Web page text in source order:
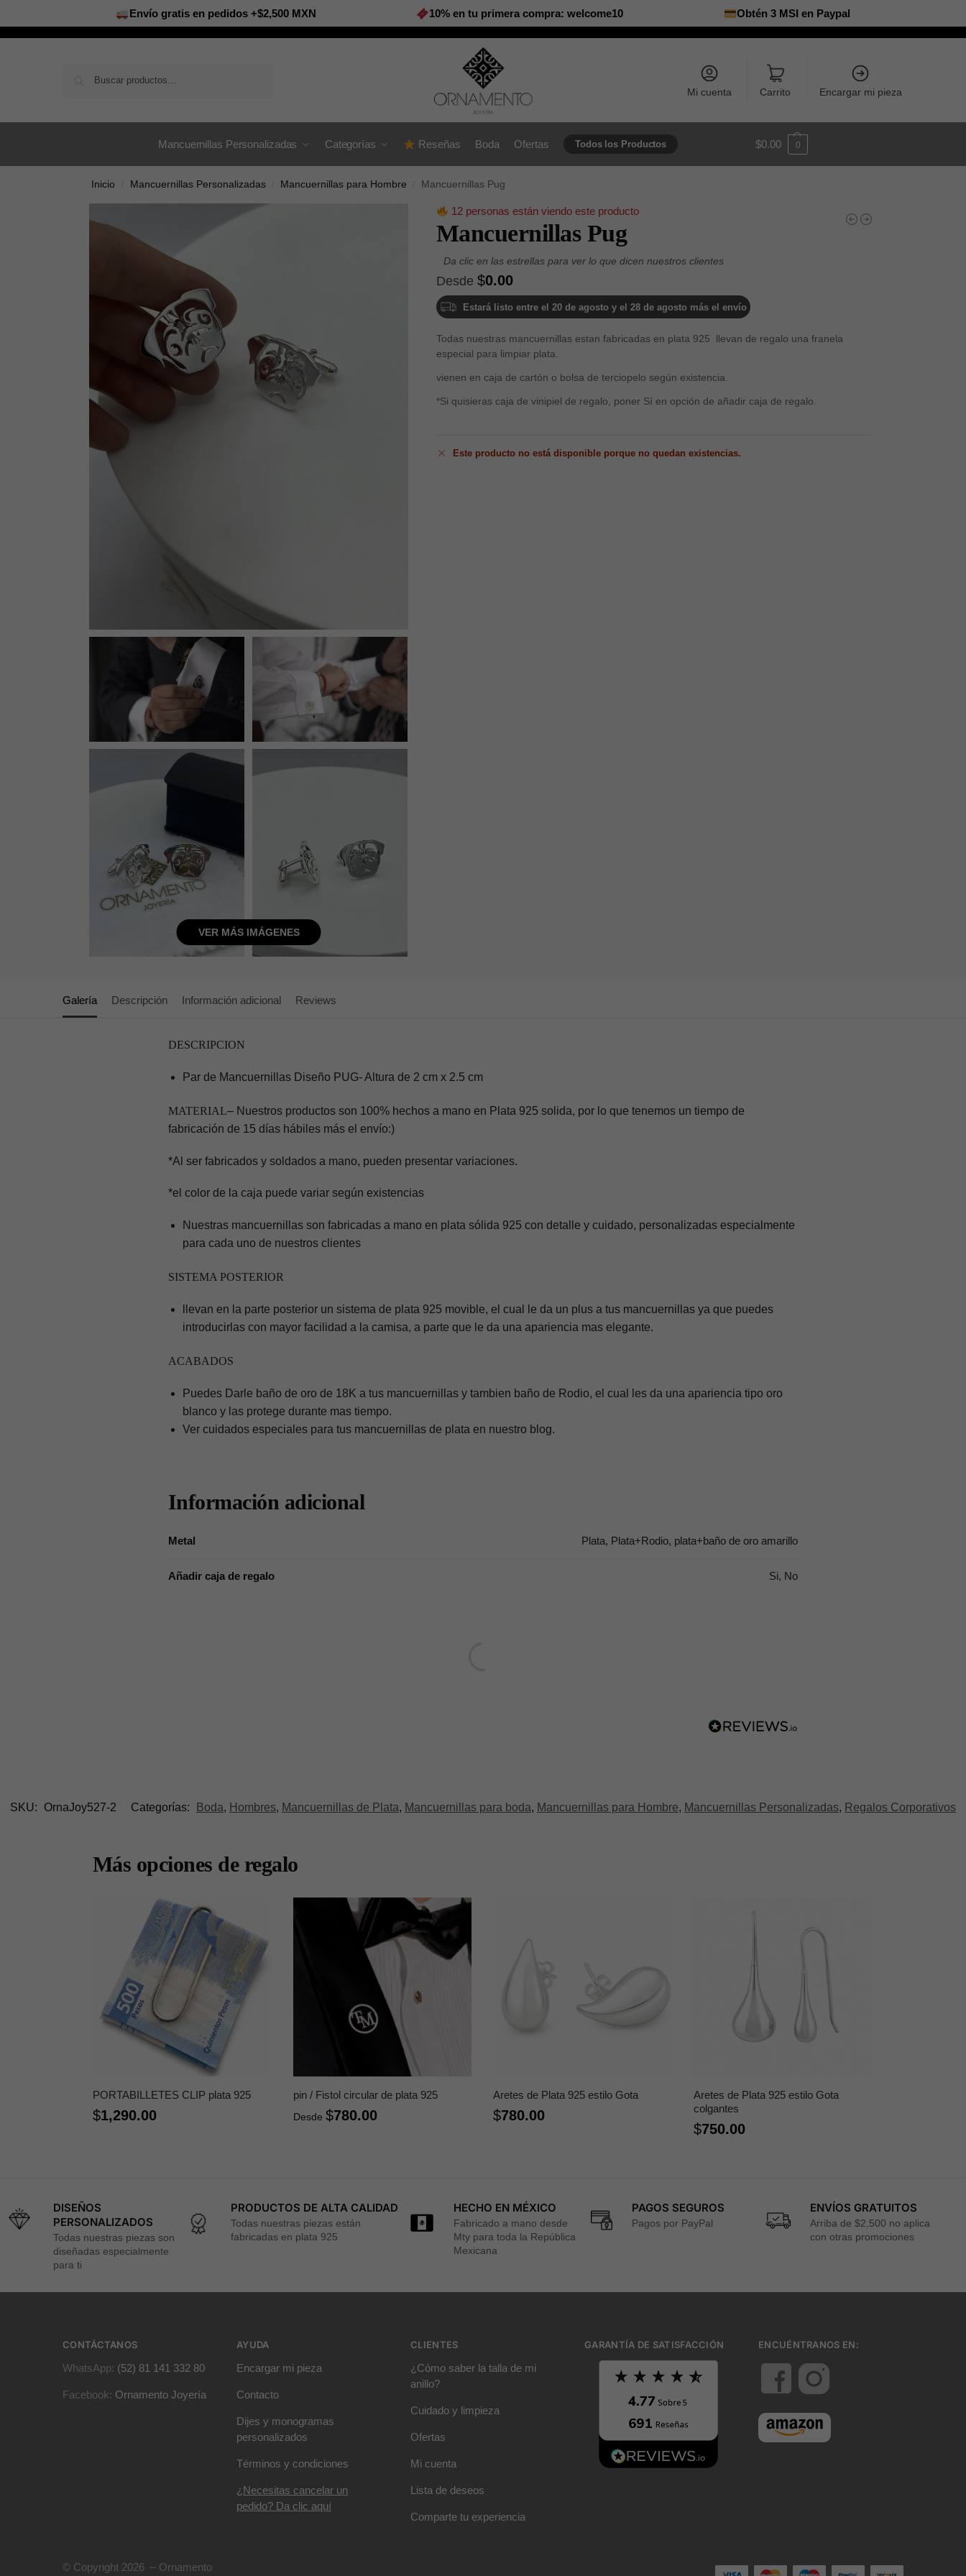
Envío gratis en pedidos +$2,500 MXN 10% en tu primera compra: welcome10 Obtén 3 MSI en Paypal
Mi cuenta Carrito Encargar mi pieza
Mancuernillas Personalizadas Categorías Reseñas Boda Ofertas Todos los Productos $0.00 0
Inicio Mancuernillas Personalizadas Mancuernillas para Hombre Mancuernillas Pug
VER MÁS IMÁGENES
12 personas están viendo este producto
Mancuernillas Pug
Desde $0.00
Estará listo entre el 20 de agosto y el 28 de agosto más el envío
Todas nuestras mancuernillas estan fabricadas en plata 925 llevan de regalo una franela
especial para limpiar plata.
vienen en caja de cartón o bolsa de terciopelo según existencia.
*Si quisieras caja de vinipiel de regalo, poner Sí en opción de añadir caja de regalo.
Este producto no está disponible porque no quedan existencias.
Galería Descripción Información adicional Reviews
DESCRIPCION
Par de Mancuernillas Diseño PUG- Altura de 2 cm x 2.5 cm
MATERIAL– Nuestros productos son 100% hechos a mano en Plata 925 solida, por lo que tenemos un tiempo de
fabricación de 15 días hábiles más el envío:)
*Al ser fabricados y soldados a mano, pueden presentar variaciones.
*el color de la caja puede variar según existencias
Nuestras mancuernillas son fabricadas a mano en plata sólida 925 con detalle y cuidado, personalizadas especialmente
para cada uno de nuestros clientes
SISTEMA POSTERIOR
llevan en la parte posterior un sistema de plata 925 movible, el cual le da un plus a tus mancuernillas ya que puedes
introducirlas con mayor facilidad a la camisa, a parte que le da una apariencia mas elegante.
ACABADOS
Puedes Darle baño de oro de 18K a tus mancuernillas y tambien baño de Rodio, el cual les da una apariencia tipo oro
blanco y las protege durante mas tiempo.
Ver cuidados especiales para tus mancuernillas de plata en nuestro blog.
Información adicional
Metal Plata, Plata+Rodio, plata+baño de oro amarillo
Añadir caja de regalo Si, No
SKU: OrnaJoy527-2 Categorías: Boda, Hombres, Mancuernillas de Plata, Mancuernillas para boda, Mancuernillas para Hombre, Mancuernillas Personalizadas, Regalos Corporativos
Más opciones de regalo
PORTABILLETES CLIP plata 925
$1,290.00
pin / Fistol circular de plata 925
Desde $780.00
Aretes de Plata 925 estilo Gota
$780.00
Aretes de Plata 925 estilo Gota
colgantes
$750.00
DISEÑOS
PERSONALIZADOS
Todas nuestras piezas son
diseñadas especialmente
para ti
PRODUCTOS DE ALTA CALIDAD
Todas nuestras piezas están
fabricadas en plata 925
HECHO EN MÉXICO
Fabricado a mano desde
Mty para toda la República
Mexicana
PAGOS SEGUROS
Pagos por PayPal
ENVÍOS GRATUITOS
Arriba de $2,500 no aplica
con otras promociones
CONTÁCTANOS
WhatsApp: (52) 81 141 332 80
Facebook: Ornamento Joyería
AYUDA
Encargar mi pieza
Contacto
Dijes y monogramas
personalizados
Términos y condiciones
¿Necesitas cancelar un
pedido? Da clic aquí
CLIENTES
¿Cómo saber la talla de mi
anillo?
Cuidado y limpieza
Ofertas
Mi cuenta
Lista de deseos
Comparte tu experiencia
GARANTÍA DE SATISFACCIÓN ENCUÉNTRANOS EN:
© Copyright 2026 – Ornamento